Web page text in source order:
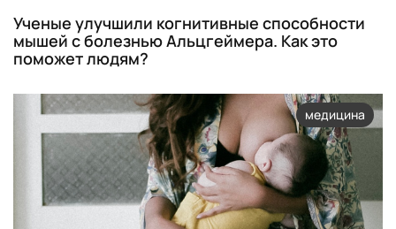
Ученые улучшили когнитивные способности
мышей с болезнью Альцгеймера. Как это
поможет людям?
медицина